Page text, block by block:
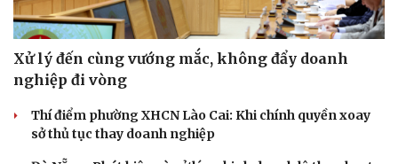
Xử lý đến cùng vướng mắc, không đẩy doanh
nghiệp đi vòng
Thí điểm phường XHCN Lào Cai: Khi chính quyền xoay
sở thủ tục thay doanh nghiệp